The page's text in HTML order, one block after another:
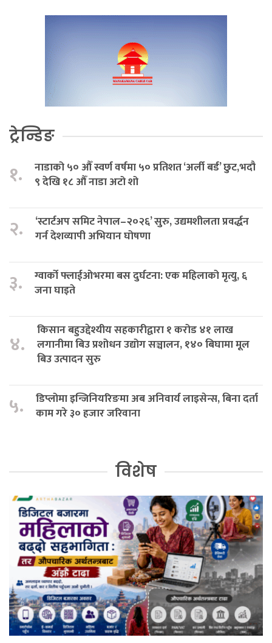
ट्रेन्डिङ
१.
नाडाको ५० औँ स्वर्ण वर्षमा ५० प्रतिशत ‘अर्ली बर्ड’ छुट,भदौ
९ देखि १८ औँ नाडा अटो शो
२.
‘स्टार्टअप समिट नेपाल–२०२६’ सुरु, उद्यमशीलता प्रवर्द्धन
गर्न देशव्यापी अभियान घोषणा
३.
ग्वार्को फ्लाईओभरमा बस दुर्घटना: एक महिलाको मृत्यु, ६
जना घाइते
४.
किसान बहुउद्देश्यीय सहकारीद्वारा १ करोड ४१ लाख
लगानीमा बिउ प्रशोधन उद्योग सञ्चालन, १४० बिघामा मूल
बिउ उत्पादन सुरु
५.
डिप्लोमा इन्जिनियरिङमा अब अनिवार्य लाइसेन्स, बिना दर्ता
काम गरे ३० हजार जरिवाना
विशेष